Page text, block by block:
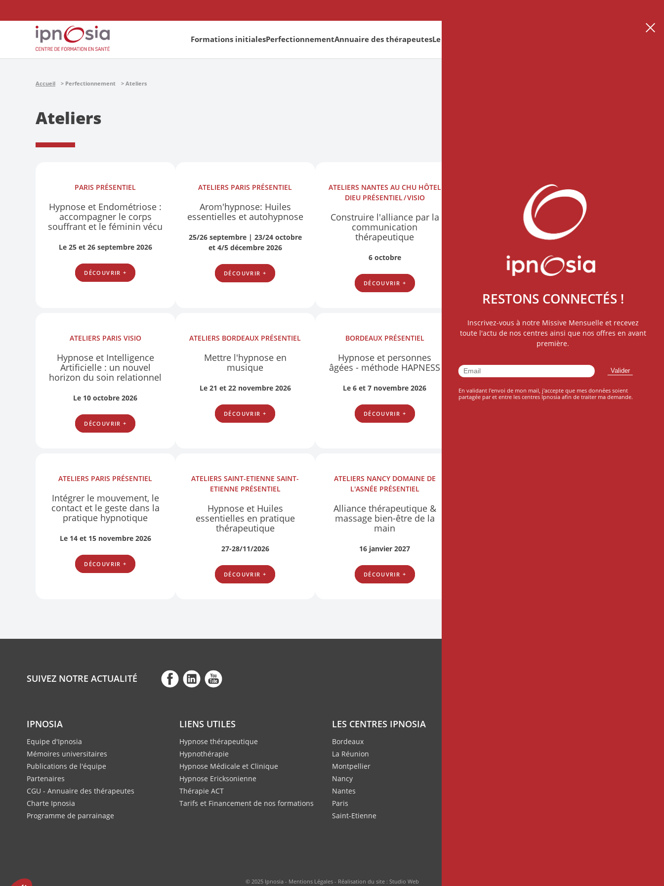
Formations initialesPerfectionnementAnnuaire des thérapeutesLe Blog
Accueil Perfectionnement Ateliers
Ateliers
PARIS PRÉSENTIEL
Hypnose et Endométriose :
accompagner le corps
souffrant et le féminin vécu
Le 25 et 26 septembre 2026
DÉCOUVRIR +
ATELIERS PARIS PRÉSENTIEL
Arom'hypnose: Huiles
essentielles et autohypnose
25/26 septembre | 23/24 octobre
et 4/5 décembre 2026
DÉCOUVRIR +
ATELIERS NANTES AU CHU HÔTEL
DIEU PRÉSENTIEL VISIO
Construire l'alliance par la
communication
thérapeutique
6 octobre
DÉCOUVRIR +
ATELIERS PARIS VISIO
Hypnose et Intelligence
Artificielle : un nouvel
horizon du soin relationnel
Le 10 octobre 2026
DÉCOUVRIR +
ATELIERS BORDEAUX PRÉSENTIEL
Mettre l'hypnose en
musique
Le 21 et 22 novembre 2026
DÉCOUVRIR +
BORDEAUX PRÉSENTIEL
Hypnose et personnes
âgées - méthode HAPNESS
Le 6 et 7 novembre 2026
DÉCOUVRIR +
ATELIERS PARIS PRÉSENTIEL
Intégrer le mouvement, le
contact et le geste dans la
pratique hypnotique
Le 14 et 15 novembre 2026
DÉCOUVRIR +
ATELIERSSAINT-ETIENNE SAINT-
ETIENNE PRÉSENTIEL
Hypnose et Huiles
essentielles en pratique
thérapeutique
27-28/11/2026
DÉCOUVRIR +
ATELIERS NANCY DOMAINE DE
L'ASNÉE PRÉSENTIEL
Alliance thérapeutique &
massage bien-être de la
main
16 janvier 2027
DÉCOUVRIR +
SUIVEZ NOTRE ACTUALITÉ
IPNOSIA
Equipe d'Ipnosia
Mémoires universitaires
Publications de l'équipe
Partenaires
CGU - Annuaire des thérapeutes
Charte Ipnosia
Programme de parrainage
LIENS UTILES
Hypnose thérapeutique
Hypnothérapie
Hypnose Médicale et Clinique
Hypnose Ericksonienne
Thérapie ACT
Tarifs et Financement de nos formations
LES CENTRES IPNOSIA
Bordeaux
La Réunion
Montpellier
Nancy
Nantes
Paris
Saint-Etienne
© 2025 Ipnosia - Mentions Légales- Réalisation du site : Studio Web
RESTONS CONNECTÉS !
Inscrivez-vous à notre Missive Mensuelle et recevez
toute l'actu de nos centres ainsi que nos offres en avant
première.
En validant l'envoi de mon mail, j'accepte que mes données soient
partagée par et entre les centres Ipnosia afin de traiter ma demande.